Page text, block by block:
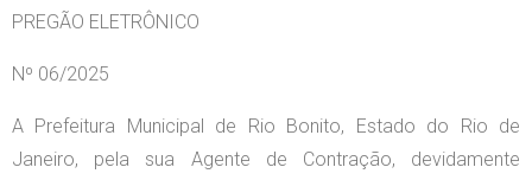
PREGÃO ELETRÔNICO
Nº 06/2025
A Prefeitura Municipal de Rio Bonito, Estado do Rio de
Janeiro, pela sua Agente de Contração, devidamente